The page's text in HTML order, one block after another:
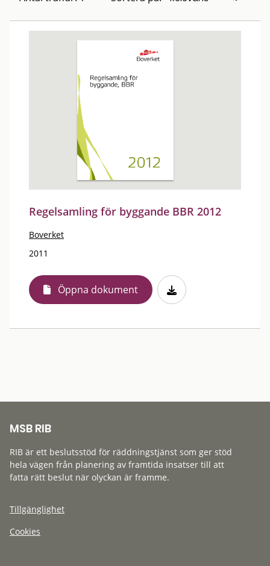
Regelsamling för byggande BBR 2012
Boverket
2011
Öppna dokument
MSB RIB
RIB är ett beslutsstöd för räddningstjänst som ger stöd
hela vägen från planering av framtida insatser till att
fatta rätt beslut när olyckan är framme.
Tillgänglighet
Cookies